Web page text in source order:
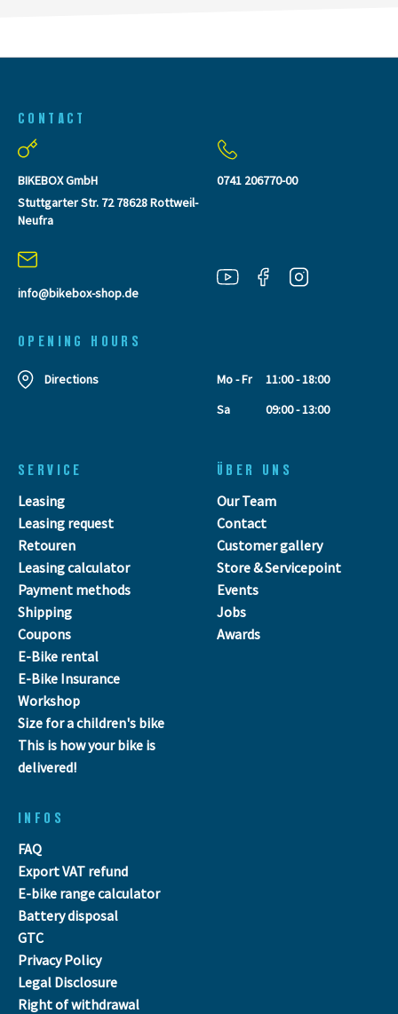
CONTACT
BIKEBOX GmbH
Stuttgarter Str. 72 78628 Rottweil-
Neufra
info@bikebox-shop.de
0741 206770-00
OPENING HOURS
Directions Mo - Fr
11:00 - 18:00
Sa
09:00 - 13:00
SERVICE
Leasing
Leasing request
Retouren
Leasing calculator
Payment methods
Shipping
Coupons
E-Bike rental
E-Bike Insurance
Workshop
Size for a children's bike
This is how your bike is
delivered!
ÜBER UNS
Our Team
Contact
Customer gallery
Store & Servicepoint
Events
Jobs
Awards
INFOS
FAQ
Export VAT refund
E-bike range calculator
Battery disposal
GTC
Privacy Policy
Legal Disclosure
Right of withdrawal